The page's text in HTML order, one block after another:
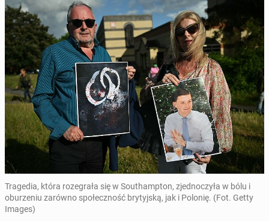
Tragedia, która rozegrała się w Southampton, zjednoczyła w bólu i
oburzeniu zarówno społeczność brytyjską, jak i Polonię. (Fot. Getty
Images)